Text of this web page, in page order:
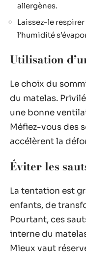
allergènes.
Laissez-le
l’humidité
Utilisation
Le choix du
du matelas.
une bonne
Méfiez-vous des
accélèrent la
Éviter les
La tentation est
enfants, de
Pourtant, ces
interne du
Mieux vaut